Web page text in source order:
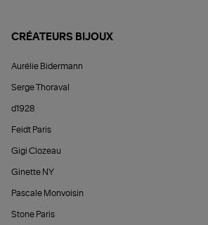
CRÉATEURS BIJOUX
Aurélie Bidermann
Serge Thoraval
d1928
Feidt Paris
Gigi Clozeau
Ginette NY
Pascale Monvoisin
Stone Paris